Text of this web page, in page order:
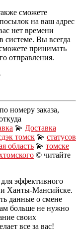
сможете
на ваш адрес
нет времени
системе. Вы всегда
принимать
отправления.
номеру заказа,
💫 Доставка
томск 💫 статусов
область 💫 томске
© читайте
эффективного
Ханты-Мансийске.
данные о смене
больше не нужно
своих
все за вас!